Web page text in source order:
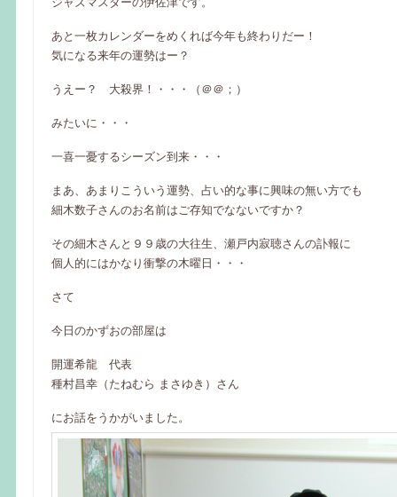
あと一枚カレンダーをめくれば今年も終わりだー！
気になる来年の運勢はー？
うえー？ 大殺界！・・・（＠＠；）
みたいに・・・
一喜一憂するシーズン到来・・・
まあ、あまりこういう運勢、占い的な事に興味の無い方でも
細木数子さんのお名前はご存知でなないですか？
その細木さんと９９歳の大往生、瀬戸内寂聴さんの訃報に
個人的にはかなり衝撃の木曜日・・・
さて
今日のかずおの部屋は
開運希龍 代表
種村昌幸（たねむら まさゆき）さん
にお話をうかがいました。